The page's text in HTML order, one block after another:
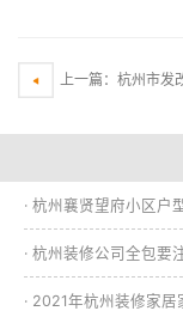
· 杭州襄贤望府小区户
· 杭州装修公司全包要
· 2021年杭州装修家居